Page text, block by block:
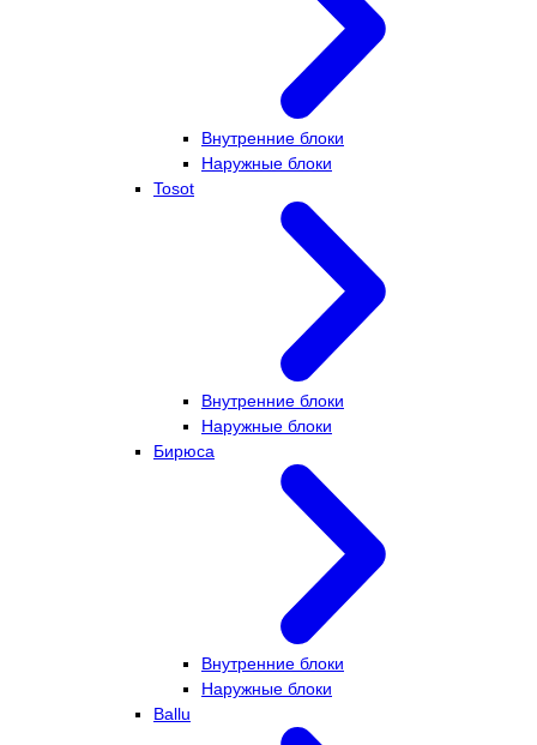
Внутренние блоки
Наружные блоки
Tosot
Внутренние блоки
Наружные блоки
Бирюса
Внутренние блоки
Наружные блоки
Ballu